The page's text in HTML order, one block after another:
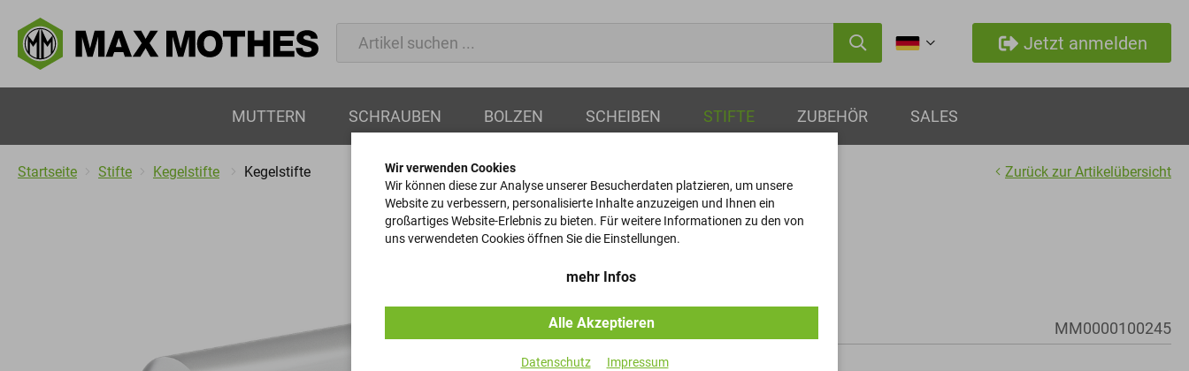
Jetzt anmelden
MUTTERN SCHRAUBEN BOLZEN SCHEIBEN STIFTE ZUBEHÖR SALES
Startseite Stifte Kegelstifte Kegelstifte Zurück zur Artikelübersicht
Kegelstifte
DIN 1 - ST - 30x100
Artikel-Nr. MM0000100245
Wir verwenden Cookies
Wir können diese zur Analyse unserer Besucherdaten platzieren, um unsere
Website zu verbessern, personalisierte Inhalte anzuzeigen und Ihnen ein
großartiges Website-Erlebnis zu bieten. Für weitere Informationen zu den von
uns verwendeten Cookies öffnen Sie die Einstellungen.
mehr Infos
Alle Akzeptieren
Datenschutz Impressum